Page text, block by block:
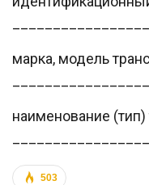
марка, модель
наименование (тип)
503